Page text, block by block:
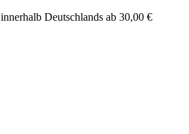
innerhalb Deutschlands ab 30,00 €